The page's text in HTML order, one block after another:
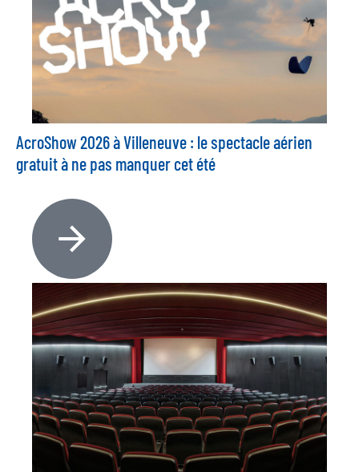
AcroShow 2026 à Villeneuve : le spectacle aérien
gratuit à ne pas manquer cet été